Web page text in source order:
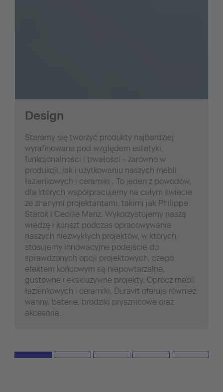
Design
Staramy się tworzyć produkty najbardziej
wyrafinowane pod względem estetyki,
funkcjonalności i trwałości - zarówno w
produkcji, jak i użytkowaniu naszych mebli
łazienkowych i ceramiki . To jeden z powodów,
dla których współpracujemy na całym świecie
ze znanymi projektantami, takimi jak Philippe
Starck i Cecilie Manz. Wykorzystujemy naszą
wiedzę i kunszt podczas opracowywania
naszych niezwykłych projektów, w których
stosujemy innowacyjne podejście do
sprawdzonych opcji projektowych, czego
efektem końcowym są niepowtarzalne,
gustowne i ekskluzywne projekty. Oprócz mebli
łazienkowych i ceramiki, Duravit oferuje również
wanny, baterie, brodziki prysznicowe oraz
akcesoria.